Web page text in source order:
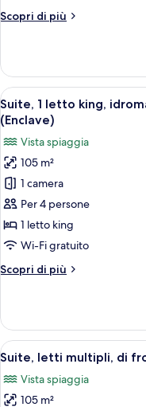
-
Terrace
Scopri di più
Altri
Beachfront
Room
-
King
Bed
-
Terrace
Apri
tutte
le
foto
per
Suite,
1
letto
king,
di
spiaggia
(Enclave)
11
Suite, 1 letto king,
(Enclave)
Vista spiaggia
105 m²
1 camera
Per 4 persone
1 letto king
Wi-Fi gratuito
Scopri di più
Altri
1
letto
king,
di
fronte
Apri
tutte
le
foto
13
Suite, letti multipli, di
Vista spiaggia
105 m²